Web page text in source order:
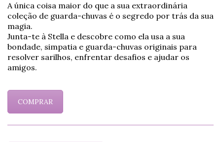
A única coisa maior do que a sua extraordinária
coleção de guarda-chuvas é o segredo por trás da sua
magia.
Junta-te à Stella e descobre como ela usa a sua
bondade, simpatia e guarda-chuvas originais para
resolver sarilhos, enfrentar desafios e ajudar os
amigos.
COMPRAR